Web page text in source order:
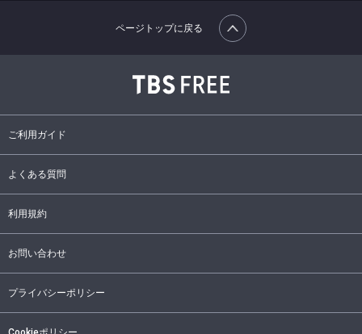
ご利用ガイド
よくある質問
利用規約
お問い合わせ
プライバシーポリシー
ページトップに戻る